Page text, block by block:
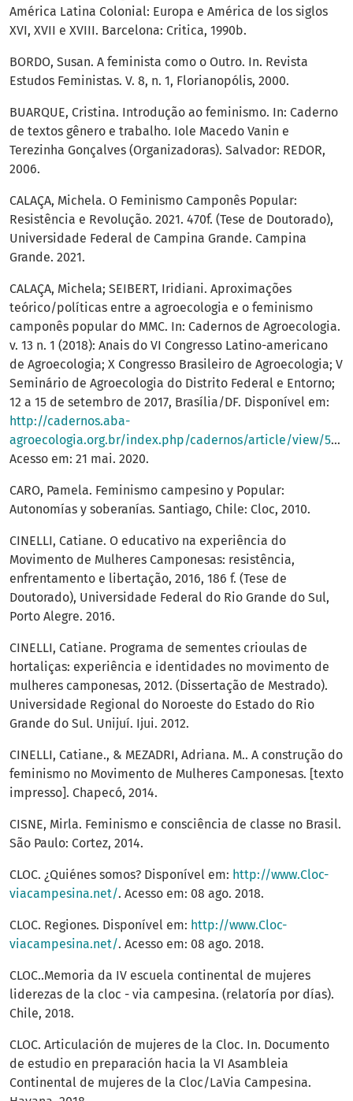
América Latina Colonial: Europa e América de los siglos
XVI, XVII e XVIII. Barcelona: Critica, 1990b.
BORDO, Susan. A feminista como o Outro. In. Revista
Estudos Feministas. V. 8, n. 1, Florianopólis, 2000.
BUARQUE, Cristina. Introdução ao feminismo. In: Caderno
de textos gênero e trabalho. Iole Macedo Vanin e
Terezinha Gonçalves (Organizadoras). Salvador: REDOR,
2006.
CALAÇA, Michela. O Feminismo Camponês Popular:
Resistência e Revolução. 2021. 470f. (Tese de Doutorado),
Universidade Federal de Campina Grande. Campina
Grande. 2021.
CALAÇA, Michela; SEIBERT, Iridiani. Aproximações
teórico/políticas entre a agroecologia e o feminismo
camponês popular do MMC. In: Cadernos de Agroecologia.
v. 13 n. 1 (2018): Anais do VI Congresso Latino-americano
de Agroecologia; X Congresso Brasileiro de Agroecologia; V
Seminário de Agroecologia do Distrito Federal e Entorno;
12 a 15 de setembro de 2017, Brasília/DF. Disponível em:
http://cadernos.aba-
agroecologia.org.br/index.php/cadernos/article/view/501
Acesso em: 21 mai. 2020.
CARO, Pamela. Feminismo campesino y Popular:
Autonomías y soberanías. Santiago, Chile: Cloc, 2010.
CINELLI, Catiane. O educativo na experiência do
Movimento de Mulheres Camponesas: resistência,
enfrentamento e libertação, 2016, 186 f. (Tese de
Doutorado), Universidade Federal do Rio Grande do Sul,
Porto Alegre. 2016.
CINELLI, Catiane. Programa de sementes crioulas de
hortaliças: experiência e identidades no movimento de
mulheres camponesas, 2012. (Dissertação de Mestrado).
Universidade Regional do Noroeste do Estado do Rio
Grande do Sul. Unijuí. Ijui. 2012.
CINELLI, Catiane., & MEZADRI, Adriana. M.. A construção do
feminismo no Movimento de Mulheres Camponesas. [texto
impresso]. Chapecó, 2014.
CISNE, Mirla. Feminismo e consciência de classe no Brasil.
São Paulo: Cortez, 2014.
CLOC. ¿Quiénes somos? Disponível em: http://www.Cloc-
viacampesina.net/. Acesso em: 08 ago. 2018.
CLOC. Regiones. Disponível em: http://www.Cloc-
viacampesina.net/. Acesso em: 08 ago. 2018.
CLOC..Memoria da IV escuela continental de mujeres
liderezas de la cloc - via campesina. (relatoría por días).
Chile, 2018.
CLOC. Articulación de mujeres de la Cloc. In. Documento
de estudio en preparación hacia la VI Asambleia
Continental de mujeres de la Cloc/LaVia Campesina.